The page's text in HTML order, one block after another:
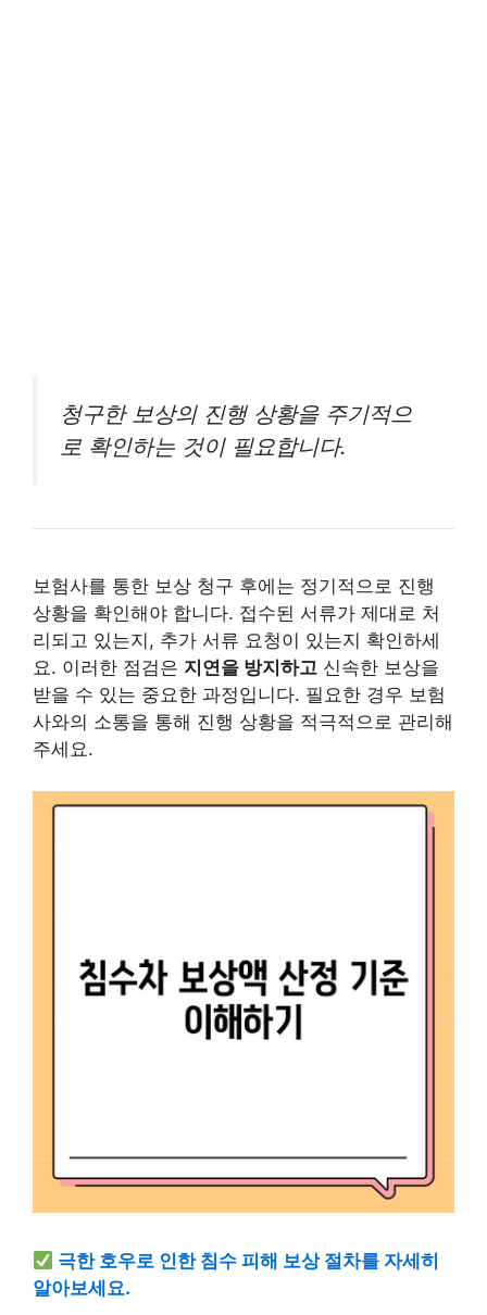
청구한 보상의 진행 상황을 주기적으
로 확인하는 것이 필요합니다.
보험사를 통한 보상 청구 후에는 정기적으로 진행
상황을 확인해야 합니다. 접수된 서류가 제대로 처
리되고 있는지, 추가 서류 요청이 있는지 확인하세
요. 이러한 점검은 지연을 방지하고 신속한 보상을
받을 수 있는 중요한 과정입니다. 필요한 경우 보험
사와의 소통을 통해 진행 상황을 적극적으로 관리해
주세요.
극한 호우로 인한 침수 피해 보상 절차를 자세히
알아보세요.